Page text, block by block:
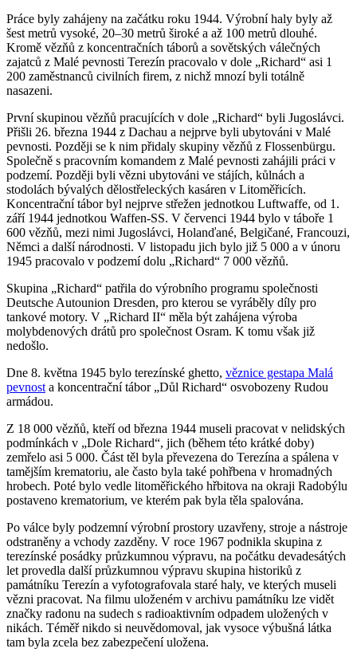
Práce byly zahájeny na začátku roku 1944. Výrobní haly byly až
šest metrů vysoké, 20–30 metrů široké a až 100 metrů dlouhé.
Kromě vězňů z koncentračních táborů a sovětských válečných
zajatců z Malé pevnosti Terezín pracovalo v dole „Richard“ asi 1
200 zaměstnanců civilních firem, z nichž mnozí byli totálně
nasazeni.
První skupinou vězňů pracujících v dole „Richard“ byli Jugoslávci.
Přišli 26. března 1944 z Dachau a nejprve byli ubytováni v Malé
pevnosti. Později se k nim přidaly skupiny vězňů z Flossenbürgu.
Společně s pracovním komandem z Malé pevnosti zahájili práci v
podzemí. Později byli vězni ubytováni ve stájích, kůlnách a
stodolách bývalých dělostřeleckých kasáren v Litoměřicích.
Koncentrační tábor byl nejprve střežen jednotkou Luftwaffe, od 1.
září 1944 jednotkou Waffen-SS. V červenci 1944 bylo v táboře 1
600 vězňů, mezi nimi Jugoslávci, Holanďané, Belgičané, Francouzi,
Němci a další národnosti. V listopadu jich bylo již 5 000 a v únoru
1945 pracovalo v podzemí dolu „Richard“ 7 000 vězňů.
Skupina „Richard“ patřila do výrobního programu společnosti
Deutsche Autounion Dresden, pro kterou se vyráběly díly pro
tankové motory. V „Richard II“ měla být zahájena výroba
molybdenových drátů pro společnost Osram. K tomu však již
nedošlo.
Dne 8. května 1945 bylo terezínské ghetto, věznice gestapa Malá
pevnosta koncentrační tábor „Důl Richard“ osvobozeny Rudou
armádou.
Z 18 000 vězňů, kteří od března 1944 museli pracovat v nelidských
podmínkách v „Dole Richard“, jich (během této krátké doby)
zemřelo asi 5 000. Část těl byla převezena do Terezína a spálena v
tamějším krematoriu, ale často byla také pohřbena v hromadných
hrobech. Poté bylo vedle litoměřického hřbitova na okraji Radobýlu
postaveno krematorium, ve kterém pak byla těla spalována.
Po válce byly podzemní výrobní prostory uzavřeny, stroje a nástroje
odstraněny a vchody zazděny. V roce 1967 podnikla skupina z
terezínské posádky průzkumnou výpravu, na počátku devadesátých
let provedla další průzkumnou výpravu skupina historiků z
památníku Terezín a vyfotografovala staré haly, ve kterých museli
vězni pracovat. Na filmu uloženém v archivu památníku lze vidět
značky radonu na sudech s radioaktivním odpadem uložených v
nikách. Téměř nikdo si neuvědomoval, jak vysoce výbušná látka
tam byla zcela bez zabezpečení uložena.